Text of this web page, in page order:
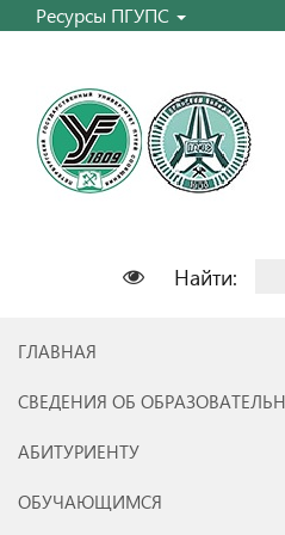
Ресурсы ПГУПС
Найти:
ГЛАВНАЯ
СВЕДЕНИЯ ОБ
АБИТУРИЕНТУ
ОБУЧАЮЩИМСЯ